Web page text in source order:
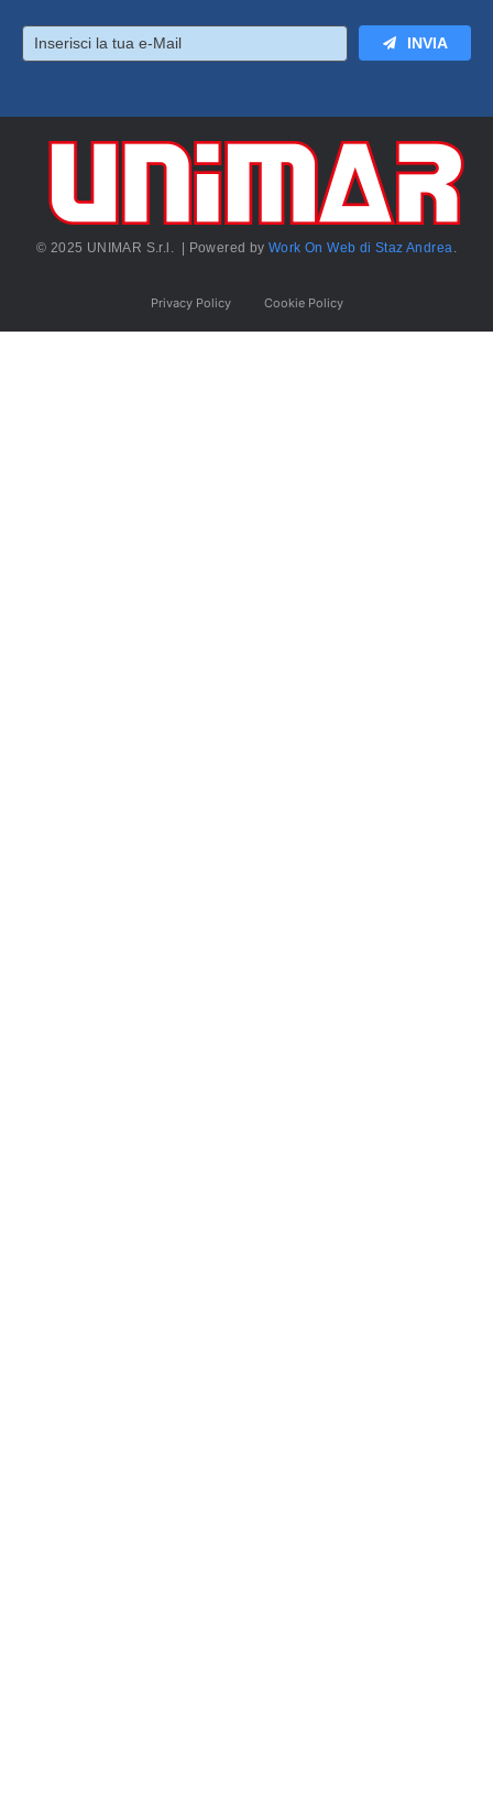
INVIA
© 2025 UNIMAR S.r.l. | Powered byWork On Web di Staz Andrea.
Privacy Policy Cookie Policy